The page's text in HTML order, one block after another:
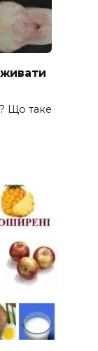
Що таке